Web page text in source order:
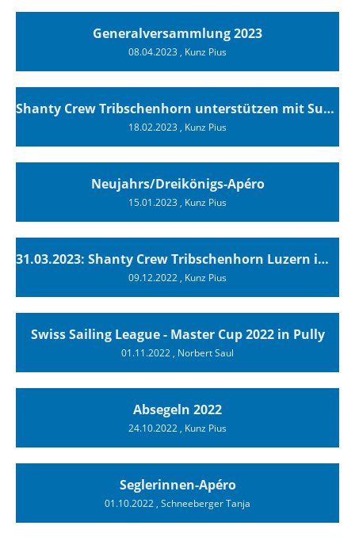
Generalversammlung 2023
08.04.2023, Kunz Pius
Shanty Crew Tribschenhorn unterstützen mit Support Culture Bons!
18.02.2023, Kunz Pius
Neujahrs/Dreikönigs-Apéro
15.01.2023, Kunz Pius
31.03.2023: Shanty Crew Tribschenhorn Luzern im Stadtkeller
09.12.2022, Kunz Pius
Swiss Sailing League - Master Cup 2022 in Pully
01.11.2022, Norbert Saul
Absegeln 2022
24.10.2022, Kunz Pius
Seglerinnen-Apéro
01.10.2022, Schneeberger Tanja